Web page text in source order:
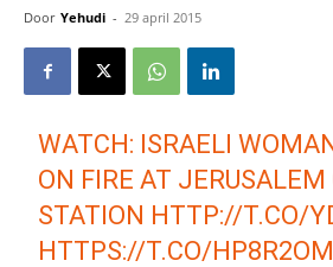
Door Yehudi - 29 april 2015
WATCH: ISRAELI
ON FIRE AT JERUSALEM
STATION HTTP://T.CO/
HTTPS://T.CO/